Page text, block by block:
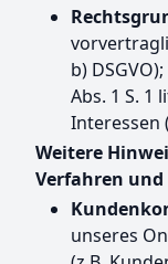
b)
Abs. 1 S. 1
Interessen
Weitere
Verfahren
unseres